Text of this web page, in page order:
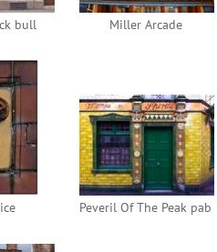
bull Miller Arcade
Peveril Of The Peak pab